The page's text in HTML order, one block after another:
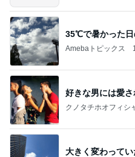
35℃で暑かった日
Amebaトピックス
好きな男には愛
クノタチホオフィシ
大きく変わって